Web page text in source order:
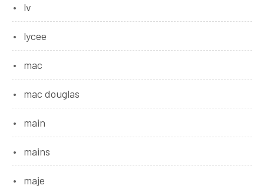
lv
lycee
mac
mac douglas
main
mains
maje